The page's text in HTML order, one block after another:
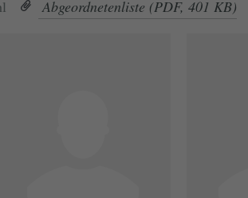
Abgeordnetenliste (PDF, 401 KB)